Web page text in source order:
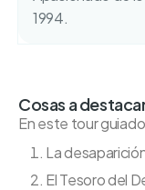
1994.
Cosas a
En este tour
La
El Tesoro del